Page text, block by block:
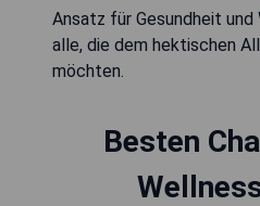
Ansatz für Gesundheit
alle, die dem hektischen
möchten.
Besten